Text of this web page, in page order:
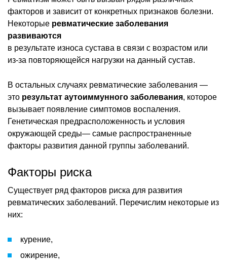
факторов и зависит от конкретных признаков болезни.
Некоторые ревматические заболевания
развиваются
в результате износа сустава в связи с возрастом или
из-за повторяющейся нагрузки на данный сустав.
В остальных случаях ревматические заболевания —
это результат аутоиммунного заболевания, которое
вызывает появление симптомов воспаления.
Генетическая предрасположенность и условия
окружающей среды— самые распространенные
факторы развития данной группы заболеваний.
Факторы риска
Существует ряд факторов риска для развития
ревматических заболеваний. Перечислим некоторые из
них:
курение,
ожирение,